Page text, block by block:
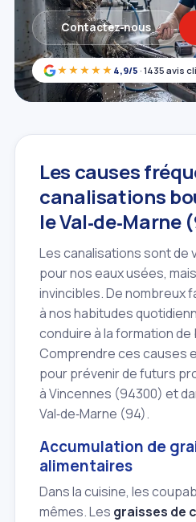
★★★★★ 4,9/5 · 1435 avis
Contactez‑nous
Les causes
canalisations
le Val‑de‑Marne
Les canalisations sont
pour nos eaux usées,
invincibles. De nombreux
à nos habitudes
conduire à la formation
Comprendre ces causes
pour prévenir de futurs
à Vincennes (94300) et
Val‑de‑Marne (94).
Accumulation de
alimentaires
Dans la cuisine, les
mêmes. Les graisses de